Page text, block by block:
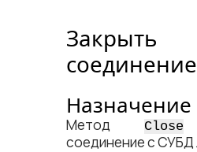
Закрыть
соединение
Назначение
Метод Close
соединение с